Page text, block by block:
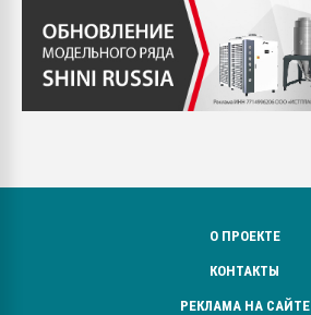
О ПРОЕКТЕ
КОНТАКТЫ
РЕКЛАМА НА САЙТЕ